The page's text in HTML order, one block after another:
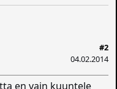
#2
04.02.2014
en vain kuuntele